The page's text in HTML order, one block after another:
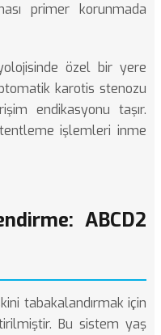
primer korunmada
özel bir yere
karotis stenozu
endikasyonu taşır.
işlemleri inme
ABCD2
tabakalandırmak için
Bu sistem yaş